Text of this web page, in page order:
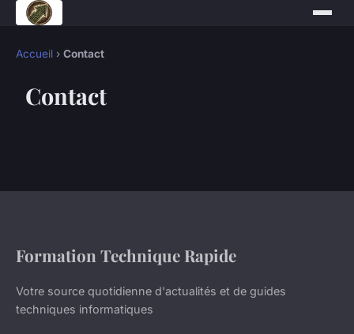
Accueil › Contact
Contact
Formation Technique Rapide
Votre source quotidienne d'actualités et de guides
techniques informatiques